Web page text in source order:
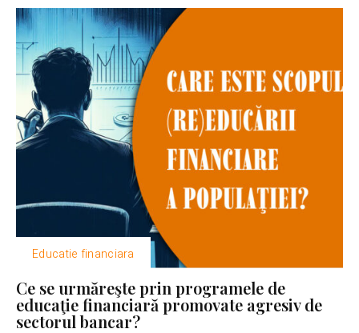
Educatie financiara
Ce se urmăreşte prin programele de
educaţie financiară promovate agresiv de
sectorul bancar?